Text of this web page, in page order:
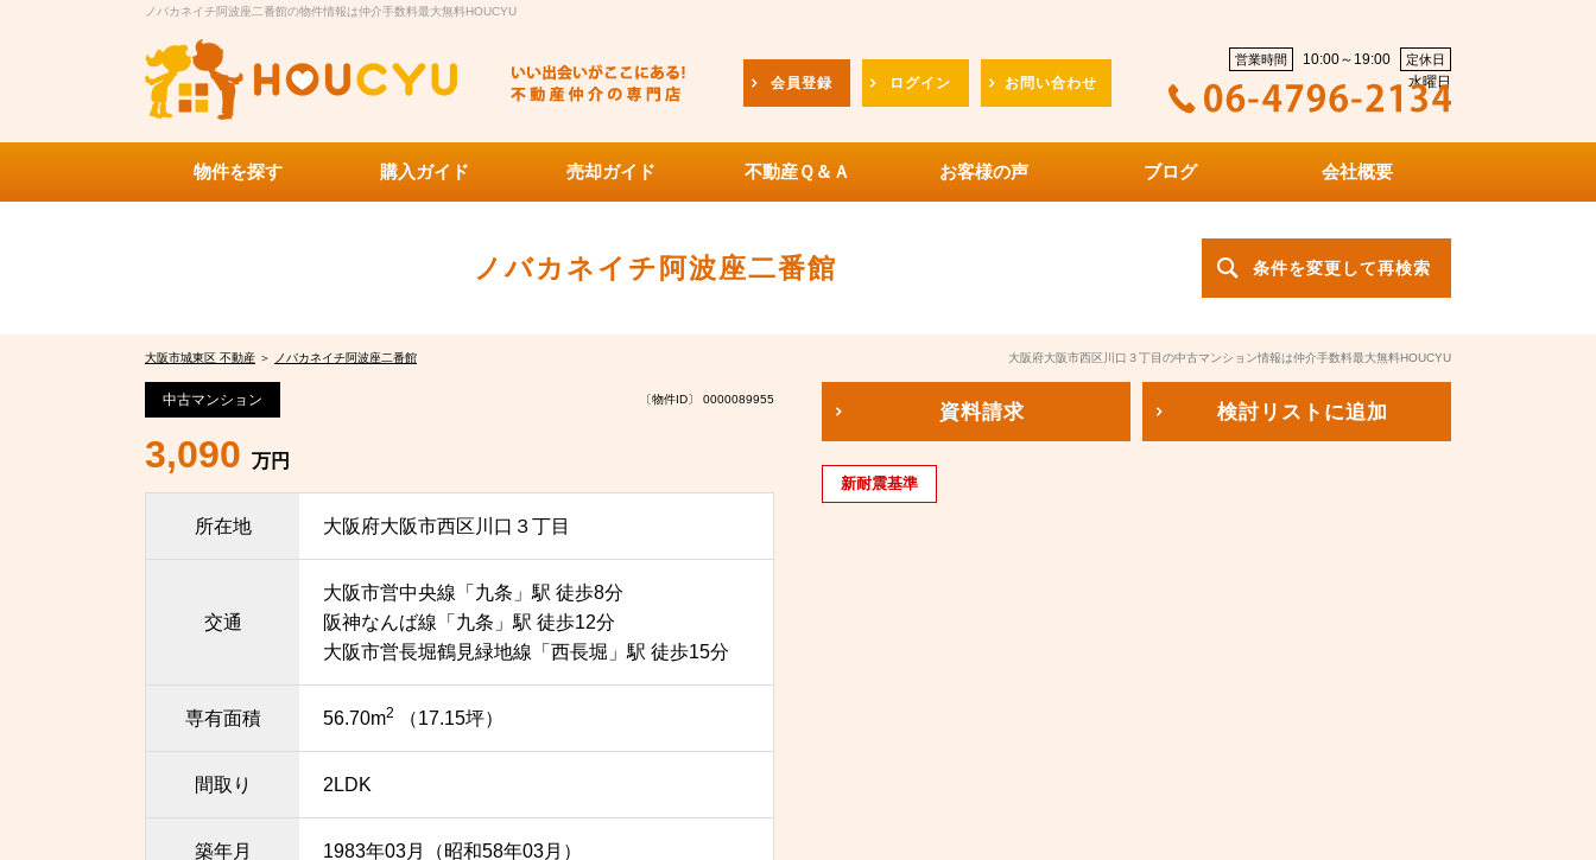
ノバカネイチ阿波座二番館の物件情報は仲介手数料最大無料HOUCYU
会員登録 ログイン お問い合わせ
営業時間 10:00～19:00 定休日
水曜日
物件を探す 購入ガイド 売却ガイド 不動産Ｑ＆Ａ お客様の声 ブログ 会社概要
ノバカネイチ阿波座二番館 条件を変更して再検索
大阪市城東区 不動産 ＞ ノバカネイチ阿波座二番館 大阪府大阪市西区川口３丁目の中古マンション情報は仲介手数料最大無料HOUCYU
〔物件ID〕 0000089955
中古マンション
3,090 万円
所在地 大阪府大阪市西区川口３丁目
交通
大阪市営中央線「九条」駅 徒歩8分
阪神なんば線「九条」駅 徒歩12分
大阪市営長堀鶴見緑地線「西長堀」駅 徒歩15分
専有面積 56.70m2 （17.15坪）
間取り 2LDK
築年月 1983年03月（昭和58年03月）
資料請求 検討リスト に追加
新耐震基準